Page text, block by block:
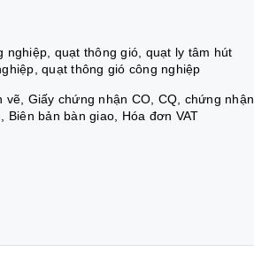
quạt thông gió, quạt ly tâm hút
quạt thông gió công nghiệp
Giấy chứng nhận CO, CQ, chứng nhận
bản bàn giao, Hóa đơn VAT